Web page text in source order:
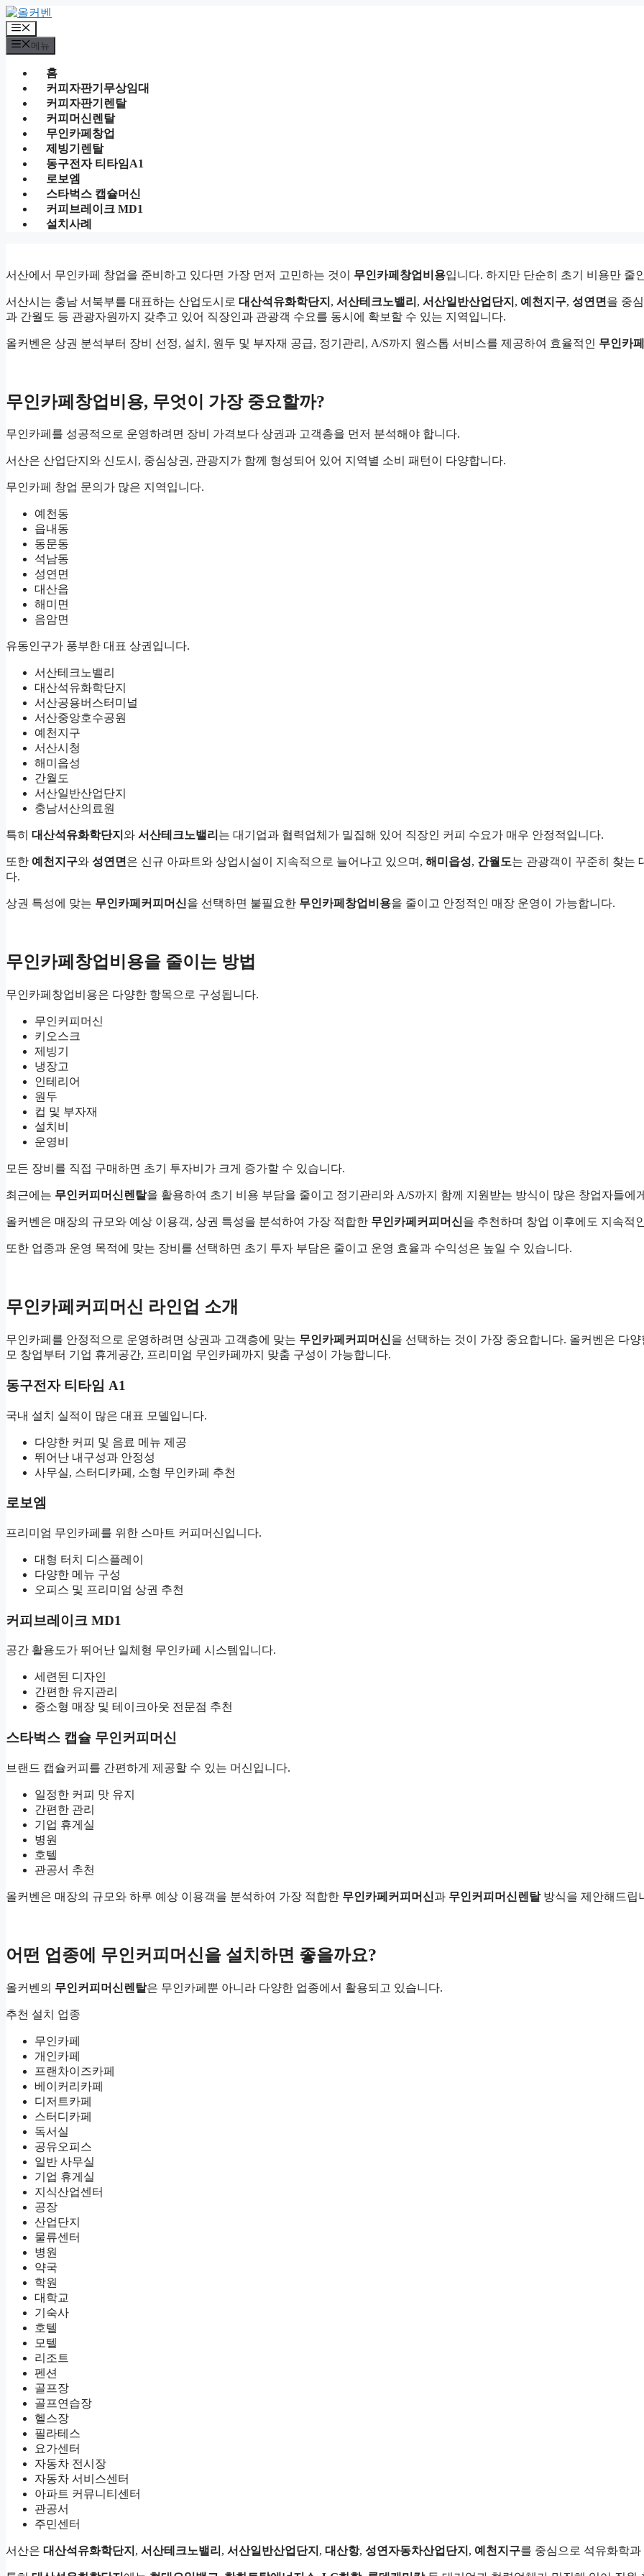
컨
텐
츠
로
메
뉴
메뉴
홈
커피자판기무상임대
커피자판기렌탈
커피머신렌탈
무인카페창업
제빙기렌탈
동구전자 티타임A1
로보엠
스타벅스 캡슐머신
커피브레이크 MD1
설치사례
서산에서 무인카페 창업을 준비하고 있다면 가장 먼저 고민하는 것이 무인카페창업비용입니다. 하지만 단순히 초기 비용만 줄
서산시는 충남 서북부를 대표하는 산업도시로 대산석유화학단지 , 서산테크노밸리 , 서산일반산업단지 , 예천지구, 성연면 을 중
과 간월도 등 관광자원까지 갖추고 있어 직장인과 관광객 수요를 동시에 확보할 수 있는 지역입니다.
올커벤은 상권 분석부터 장비 선정, 설치, 원두 및 부자재 공급, 정기관리, A/S까지 원스톱 서비스를 제공하여 효율적인 무인카
무인카페창업비용, 무엇이 가장 중요할까?
무인카페를 성공적으로 운영하려면 장비 가격보다 상권과 고객층을 먼저 분석해야 합니다.
서산은 산업단지와 신도시, 중심상권, 관광지가 함께 형성되어 있어 지역별 소비 패턴이 다양합니다.
무인카페 창업 문의가 많은 지역입니다.
예천동
읍내동
동문동
석남동
성연면
대산읍
해미면
음암면
유동인구가 풍부한 대표 상권입니다.
서산테크노밸리
대산석유화학단지
서산공용버스터미널
서산중앙호수공원
예천지구
서산시청
해미읍성
간월도
서산일반산업단지
충남서산의료원
특히 대산석유화학단지 와 서산테크노밸리 는 대기업과 협력업체가 밀집해 있어 직장인 커피 수요가 매우 안정적입니다.
또한 예천지구와 성연면은 신규 아파트와 상업시설이 지속적으로 늘어나고 있으며, 해미읍성, 간월도는 관광객이 꾸준히 찾는
다.
상권 특성에 맞는 무인카페커피머신을 선택하면 불필요한 무인카페창업비용을 줄이고 안정적인 매장 운영이 가능합니다.
무인카페창업비용을 줄이는 방법
무인카페창업비용은 다양한 항목으로 구성됩니다.
무인커피머신
키오스크
제빙기
냉장고
인테리어
원두
컵 및 부자재
설치비
운영비
모든 장비를 직접 구매하면 초기 투자비가 크게 증가할 수 있습니다.
최근에는 무인커피머신렌탈을 활용하여 초기 비용 부담을 줄이고 정기관리와 A/S까지 함께 지원받는 방식이 많은 창업자들에
올커벤은 매장의 규모와 예상 이용객, 상권 특성을 분석하여 가장 적합한 무인카페커피머신을 추천하며 창업 이후에도 지속적
또한 업종과 운영 목적에 맞는 장비를 선택하면 초기 투자 부담은 줄이고 운영 효율과 수익성은 높일 수 있습니다.
무인카페커피머신 라인업 소개
무인카페를 안정적으로 운영하려면 상권과 고객층에 맞는 무인카페커피머신을 선택하는 것이 가장 중요합니다. 올커벤은 다
모 창업부터 기업 휴게공간, 프리미엄 무인카페까지 맞춤 구성이 가능합니다.
동구전자 티타임 A1
국내 설치 실적이 많은 대표 모델입니다.
다양한 커피 및 음료 메뉴 제공
뛰어난 내구성과 안정성
사무실, 스터디카페, 소형 무인카페 추천
로보엠
프리미엄 무인카페를 위한 스마트 커피머신입니다.
대형 터치 디스플레이
다양한 메뉴 구성
오피스 및 프리미엄 상권 추천
커피브레이크 MD1
공간 활용도가 뛰어난 일체형 무인카페 시스템입니다.
세련된 디자인
간편한 유지관리
중소형 매장 및 테이크아웃 전문점 추천
스타벅스 캡슐 무인커피머신
브랜드 캡슐커피를 간편하게 제공할 수 있는 머신입니다.
일정한 커피 맛 유지
간편한 관리
기업 휴게실
병원
호텔
관공서 추천
올커벤은 매장의 규모와 하루 예상 이용객을 분석하여 가장 적합한 무인카페커피머신과 무인커피머신렌탈방식을 제안해드립
어떤 업종에 무인커피머신을 설치하면 좋을까요?
올커벤의 무인커피머신렌탈은 무인카페뿐 아니라 다양한 업종에서 활용되고 있습니다.
추천 설치 업종
무인카페
개인카페
프랜차이즈카페
베이커리카페
디저트카페
스터디카페
독서실
공유오피스
일반 사무실
기업 휴게실
지식산업센터
공장
산업단지
물류센터
병원
약국
학원
대학교
기숙사
호텔
모텔
리조트
펜션
골프장
골프연습장
헬스장
필라테스
요가센터
자동차 전시장
자동차 서비스센터
아파트 커뮤니티센터
관공서
주민센터
서산은 대산석유화학단지 , 서산테크노밸리 , 서산일반산업단지 , 대산항, 성연자동차산업단지 , 예천지구를 중심으로 석유화학